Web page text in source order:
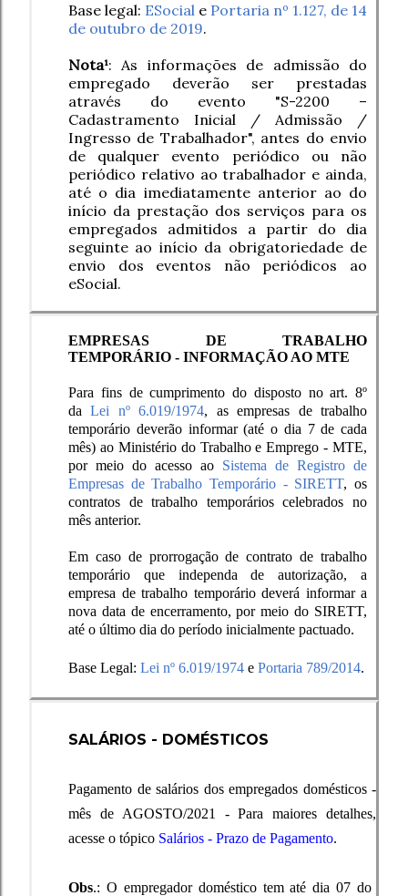
Base legal: ESocial e Portaria nº 1.127, de 14
de outubro de 2019.
Nota¹: As informações de admissão do
empregado deverão ser prestadas
através do evento "S-2200 –
Cadastramento Inicial / Admissão /
Ingresso de Trabalhador", antes do envio
de qualquer evento periódico ou não
periódico relativo ao trabalhador e ainda,
até o dia imediatamente anterior ao do
início da prestação dos serviços para os
empregados admitidos a partir do dia
seguinte ao início da obrigatoriedade de
envio dos eventos não periódicos ao
eSocial.
EMPRESAS DE TRABALHO
TEMPORÁRIO - INFORMAÇÃO AO MTE
Para fins de cumprimento do disposto no art. 8º
da
Lei nº 6.019/1974, as empresas de trabalho
temporário deverão informar (até o dia 7 de cada
mês) ao Ministério do Trabalho e Emprego - MTE,
por meio do acesso ao Sistema de Registro de
Empresas de Trabalho Temporário - SIRETT, os
contratos de trabalho temporários celebrados no
mês anterior.
Em caso de prorrogação de contrato de trabalho
temporário que independa de autorização, a
empresa de trabalho temporário deverá informar a
nova data de encerramento, por meio do SIRETT,
até o último dia do período inicialmente pactuado.
Base Legal: Lei nº 6.019/1974 e Portaria 789/2014.
SALÁRIOS - DOMÉSTICOS
Pagamento de salários dos empregados domésticos -
mês de AGOSTO/2021 - Para maiores detalhes,
acesse o tópico Salários - Prazo de Pagamento.
Obs.: O empregador doméstico tem até dia 07 do